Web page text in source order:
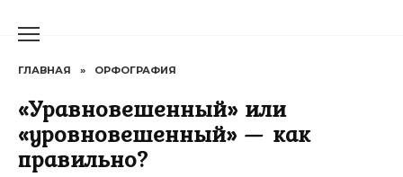
ГЛАВНАЯ » ОРФОГРАФИЯ
«Уравновешенный» или
«уровновешенный» — как
правильно?